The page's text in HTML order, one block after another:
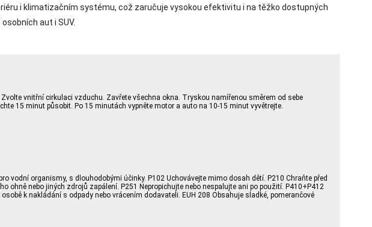
i klimatizačním systému, což zaručuje vysokou efektivitu i na těžko dostupných
aut i SUV.
vnitřní cirkulaci vzduchu. Zavřete všechna okna. Tryskou namířenou směrem od sebe
15 minut působit. Po 15 minutách vypněte motor a auto na 10-15 minut vyvětrejte.
vodní organismy, s dlouhodobými účinky. P102 Uchovávejte mimo dosah dětí. P210 Chraňte před
nebo jiných zdrojů zapálení. P251 Nepropichujte nebo nespalujte ani po použití. P410+P412
k nakládání s odpady nebo vrácením dodavateli. EUH 208 Obsahuje sladké, pomerančové